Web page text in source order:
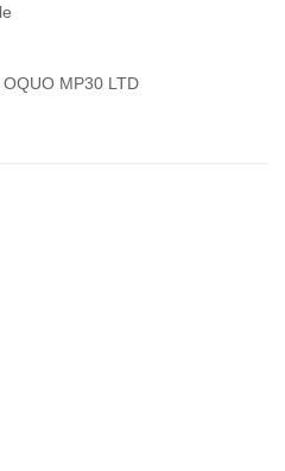
MP30 LTD